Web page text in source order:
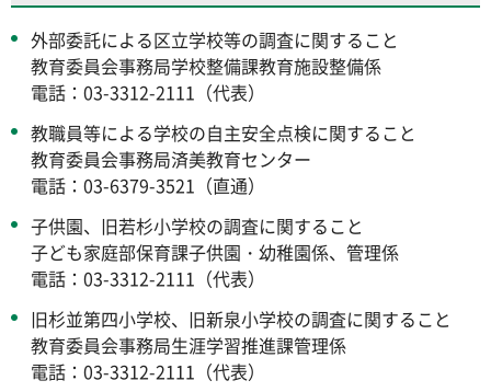
外部委託による区立学校等の調査に関すること
教育委員会事務局学校整備課教育施設整備係
電話：03-3312-2111（代表）
教職員等による学校の自主安全点検に関すること
教育委員会事務局済美教育センター
電話：03-6379-3521（直通）
子供園、旧若杉小学校の調査に関すること
子ども家庭部保育課子供園・幼稚園係、管理係
電話：03-3312-2111（代表）
旧杉並第四小学校、旧新泉小学校の調査に関すること
教育委員会事務局生涯学習推進課管理係
電話：03-3312-2111（代表）